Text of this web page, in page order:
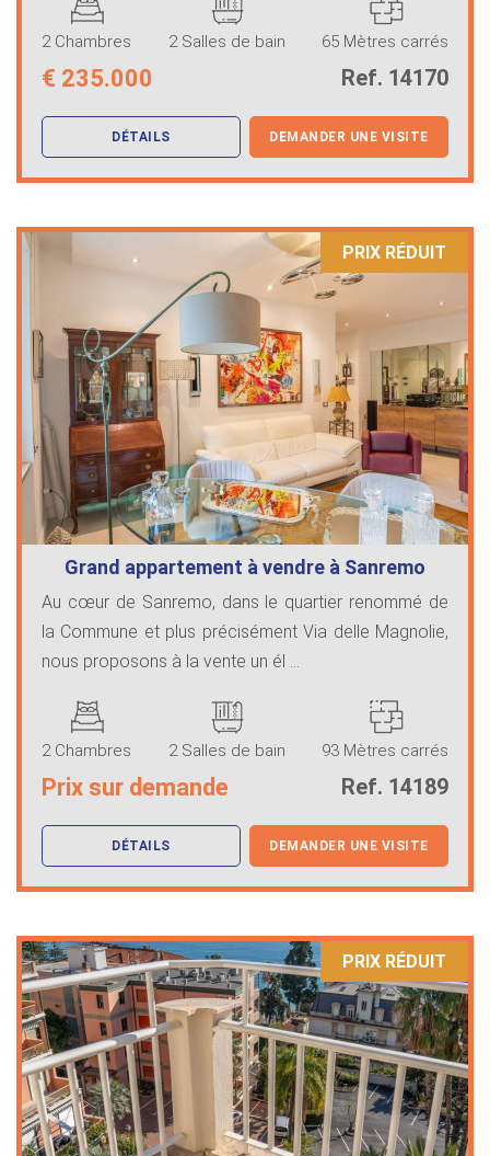
2 Chambres 2 Salles de bain 65 Mètres carrés
€ 235.000 Ref. 14170
DÉTAILS DEMANDER UNE VISITE
PRIX ​​RÉDUIT
Grand appartement à vendre à Sanremo
Au cœur de Sanremo, dans le quartier renommé de
la Commune et plus précisément Via delle Magnolie,
nous proposons à la vente un él ...
2 Chambres 2 Salles de bain 93 Mètres carrés
Prix sur demande Ref. 14189
DÉTAILS DEMANDER UNE VISITE
PRIX ​​RÉDUIT